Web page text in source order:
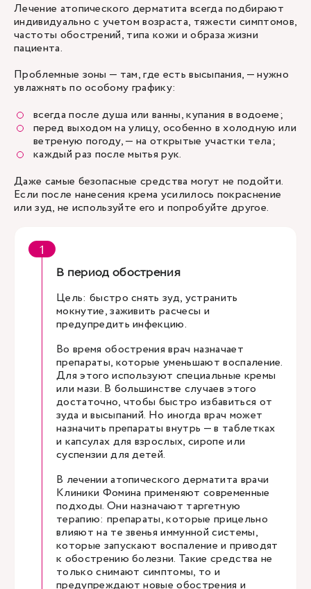
Лечение атопического дерматита всегда подбирают
индивидуально с учетом возраста, тяжести симптомов,
частоты обострений, типа кожи и образа жизни
пациента.
Проблемные зоны — там, где есть высыпания, — нужно
увлажнять по особому графику:
всегда после душа или ванны, купания в водоеме;
перед выходом на улицу, особенно в холодную или
ветреную погоду, — на открытые участки тела;
каждый раз после мытья рук.
Даже самые безопасные средства могут не подойти.
Если после нанесения крема усилилось покраснение
или зуд, не используйте его и попробуйте другое.
В период обострения
Цель: быстро снять зуд, устранить
мокнутие, заживить расчесы и
предупредить инфекцию.
Во время обострения врач назначает
препараты, которые уменьшают воспаление.
Для этого используют специальные кремы
или мази. В большинстве случаев этого
достаточно, чтобы быстро избавиться от
зуда и высыпаний. Но иногда врач может
назначить препараты внутрь — в таблетках
и капсулах для взрослых, сиропе или
суспензии для детей.
В лечении атопического дерматита врачи
Клиники Фомина применяют современные
подходы. Они назначают таргетную
терапию: препараты, которые прицельно
влияют на те звенья иммунной системы,
которые запускают воспаление и приводят
к обострению болезни. Такие средства не
только снимают симптомы, то и
предупреждают новые обострения и